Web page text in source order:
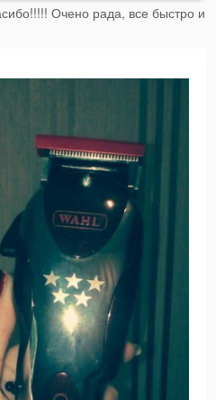
Очено рада, все быстро и